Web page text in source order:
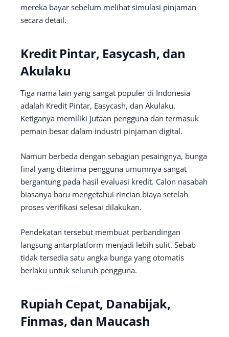
mereka bayar sebelum melihat simulasi pinjaman
secara detail.
Kredit Pintar, Easycash, dan
Akulaku
Tiga nama lain yang sangat populer di Indonesia
adalah Kredit Pintar, Easycash, dan Akulaku.
Ketiganya memiliki jutaan pengguna dan termasuk
pemain besar dalam industri pinjaman digital.
Namun berbeda dengan sebagian pesaingnya, bunga
final yang diterima pengguna umumnya sangat
bergantung pada hasil evaluasi kredit. Calon nasabah
biasanya baru mengetahui rincian biaya setelah
proses verifikasi selesai dilakukan.
Pendekatan tersebut membuat perbandingan
langsung antarplatform menjadi lebih sulit. Sebab
tidak tersedia satu angka bunga yang otomatis
berlaku untuk seluruh pengguna.
Rupiah Cepat, Danabijak,
Finmas, dan Maucash